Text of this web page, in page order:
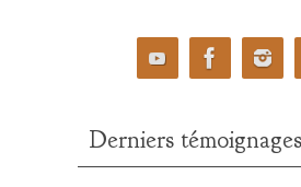
Derniers